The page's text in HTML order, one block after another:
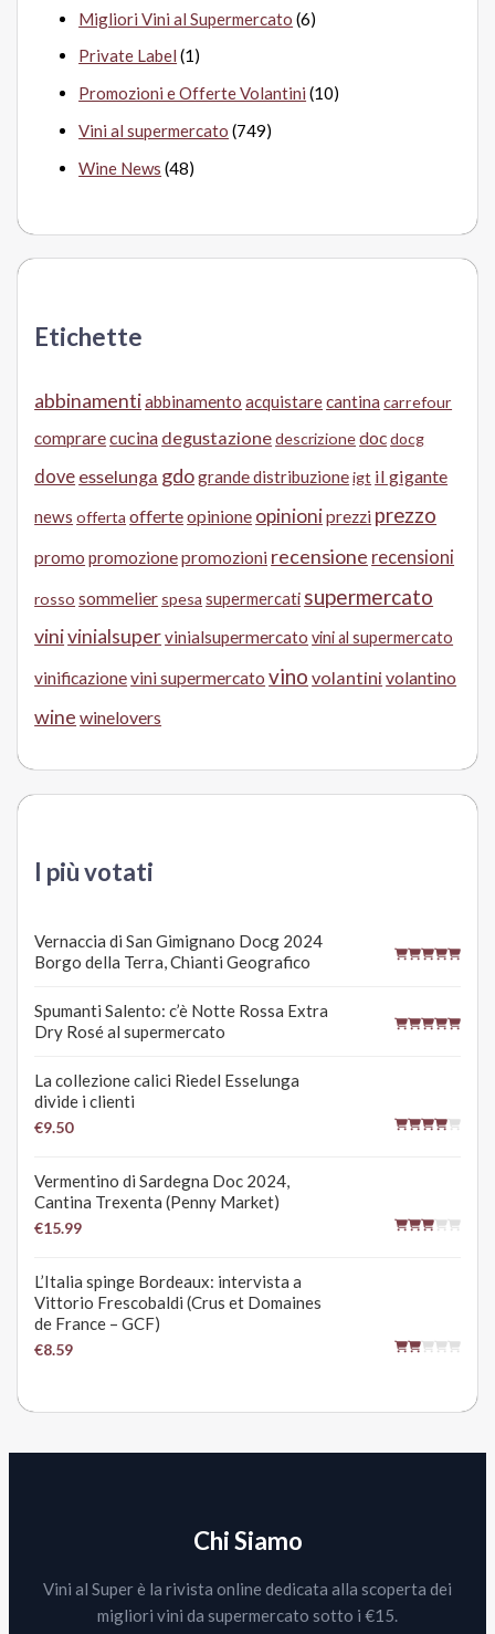
Migliori Vini al Supermercato (6)
Private Label (1)
Promozioni e Offerte Volantini (10)
Vini al supermercato (749)
Wine News (48)
Etichette
abbinamentiabbinamento acquistarecantina carrefour
comprarecucina degustazionedescrizionedocdocg
dove esselunga gdogrande distribuzioneigt il gigante
news offerta offerteopinione opinioniprezzi prezzo
promo promozionepromozioni recensione recensioni
rosso sommelier spesa supermercati supermercato
vinivinialsupervinialsupermercato vini al supermercato
vinificazionevini supermercato vino volantini volantino
wine winelovers
I più votati
Vernaccia di San Gimignano Docg 2024
Borgo della Terra, Chianti Geografico
Spumanti Salento: c’è Notte Rossa Extra
Dry Rosé al supermercato
La collezione calici Riedel Esselunga
divide i clienti
€9.50
Vermentino di Sardegna Doc 2024,
Cantina Trexenta (Penny Market)
€15.99
L’Italia spinge Bordeaux: intervista a
Vittorio Frescobaldi (Crus et Domaines
de France – GCF)
€8.59
Chi Siamo
Vini al Super è la rivista online dedicata alla scoperta dei
migliori vini da supermercato sotto i €15.